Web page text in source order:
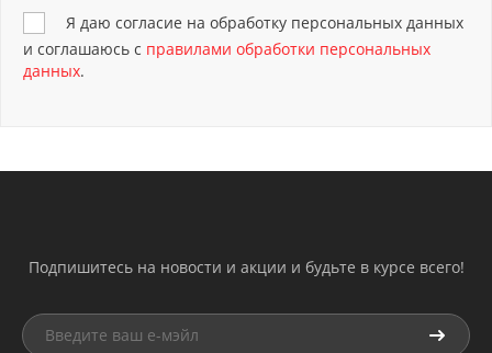
Я даю согласие на обработку персональных данных
и соглашаюсь с правилами обработки персональных
данных.
Подпишитесь на новости и акции и будьте в курсе всего!